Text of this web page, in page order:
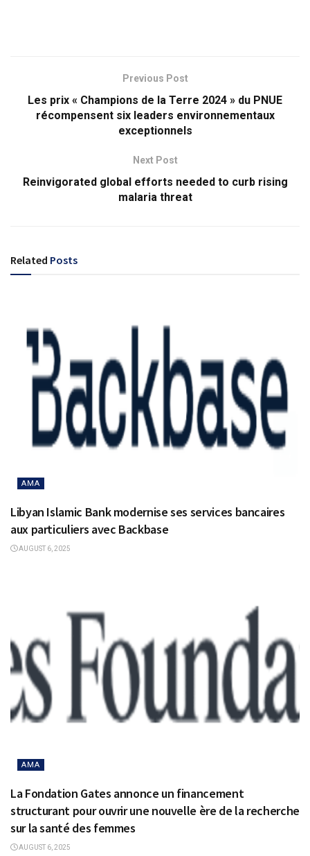
Previous Post
Les prix « Champions de la Terre 2024 » du PNUE
récompensent six leaders environnementaux
exceptionnels
Next Post
Reinvigorated global efforts needed to curb rising
malaria threat
Related Posts
AMA
Libyan Islamic Bank modernise ses services bancaires
aux particuliers avec Backbase
AUGUST 6, 2025
AMA
La Fondation Gates annonce un financement
structurant pour ouvrir une nouvelle ère de la recherche
sur la santé des femmes
AUGUST 6, 2025